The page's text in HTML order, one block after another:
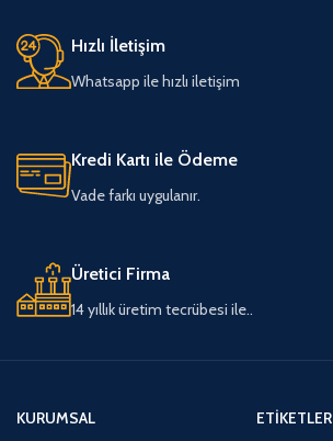
Hızlı İletişim
Whatsapp ile hızlı iletişim
Kredi Kartı ile Ödeme
Vade farkı uygulanır.
Üretici Firma
14 yıllık üretim tecrübesi ile..
KURUMSAL
ETIKETLER